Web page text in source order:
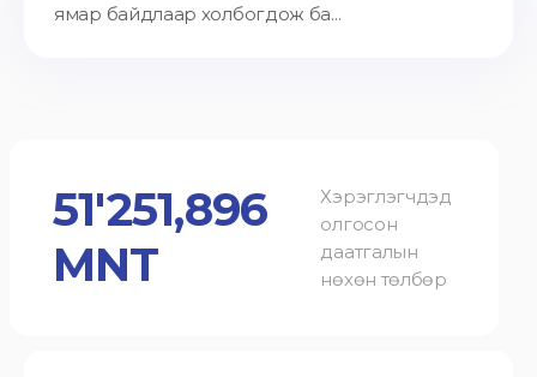
ямар байдлаар холбогдож ба...
51'251,896
MNT
Хэрэглэгчдэд
олгосон
даатгалын
нөхөн төлбөр